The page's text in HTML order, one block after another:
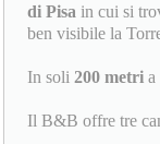
di Pisa in cui si
ben visibile la
In soli 200 metri a
Il B&B offre tre